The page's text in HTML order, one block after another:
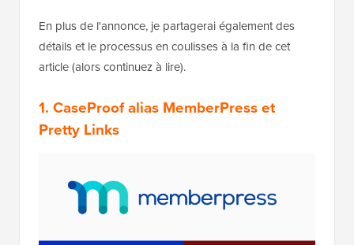
En plus de l'annonce, je partagerai également des
détails et le processus en coulisses à la fin de cet
article (alors continuez à lire).
1. CaseProof alias MemberPress et
Pretty Links